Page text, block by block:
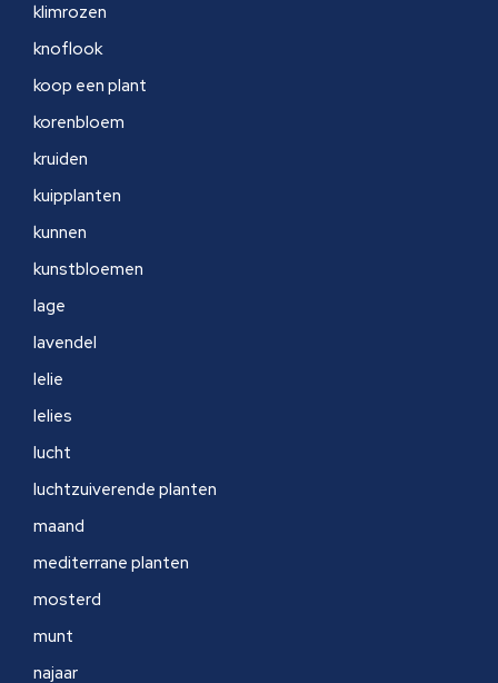
klimrozen
knoflook
koop een plant
korenbloem
kruiden
kuipplanten
kunnen
kunstbloemen
lage
lavendel
lelie
lelies
lucht
luchtzuiverende planten
maand
mediterrane planten
mosterd
munt
najaar